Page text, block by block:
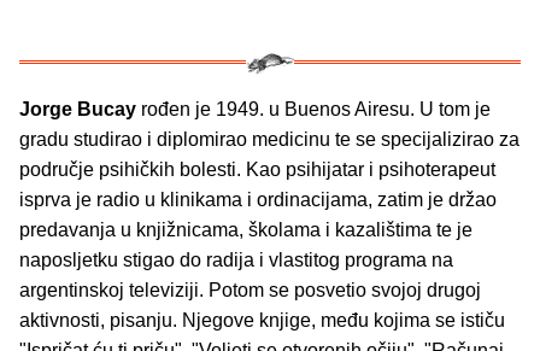
Jorge Bucay rođen je 1949. u Buenos Airesu. U tom je
gradu studirao i diplomirao medicinu te se specijalizirao za
područje psihičkih bolesti. Kao psihijatar i psihoterapeut
isprva je radio u klinikama i ordinacijama, zatim je držao
predavanja u knjižnicama, školama i kazalištima te je
naposljetku stigao do radija i vlastitog programa na
argentinskoj televiziji. Potom se posvetio svojoj drugoj
aktivnosti, pisanju. Njegove knjige, među kojima se ističu